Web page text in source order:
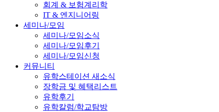
회계 & 보험계리학
IT & 엔지니어링
세미나/모임
세미나/모임소식
세미나/모임후기
세미나/모임신청
커뮤니티
유학스테이션 새소식
장학금 및 혜택리스트
유학후기
유학칼럼/학교탐방